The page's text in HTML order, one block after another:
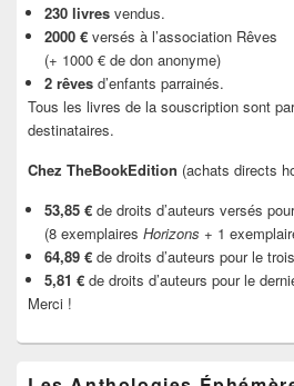
230 livres vendus.
2000 € versés à l’association Rêves
(+ 1000 € de don anonyme)
2 rêves d’enfants parrainés.
Tous les livres de la souscription sont
destinataires.
Chez TheBookEdition (achats directs
53,85 € de droits d’auteurs versés
(8 exemplaires Horizons + 1
64,89 € de droits d’auteurs pour le
5,81 € de droits d’auteurs pour le
Merci !